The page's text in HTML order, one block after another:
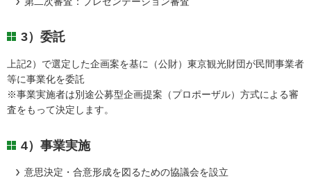
3）委託
上記2）で選定した企画案を基に（公財）東京観光財団が民間事業者
等に事業化を委託
※事業実施者は別途公募型企画提案（プロポーザル）方式による審
査をもって決定します。
4）事業実施
意思決定・合意形成を図るための協議会を設立